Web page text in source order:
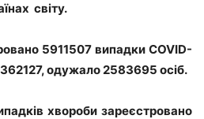
світу.
5911507 випадки COVID-
одужало 2583695 осіб.
хвороби зареєстровано